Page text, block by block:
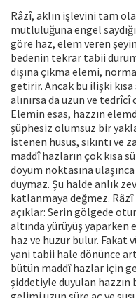
Râzî, aklın işlevini tam
mutluluğuna engel
göre haz, elem veren
bedenin tekrar tabii
dışına çıkma elemi,
getirir. Ancak bu ilişki
alınırsa da uzun ve
Elemin esas, hazzın
şüphesiz olumsuz bir
istenen husus, sıkıntı
maddî hazların çok kısa
doyum noktasına
duymaz. Şu halde anlık
katlanmaya değmez.
açıklar: Serin gölgede
altında yürüyüş yaparken
haz ve huzur bulur. Fakat
yani tabii hale dönünce
bütün maddî hazlar için
şiddetiyle duyulan hazzın